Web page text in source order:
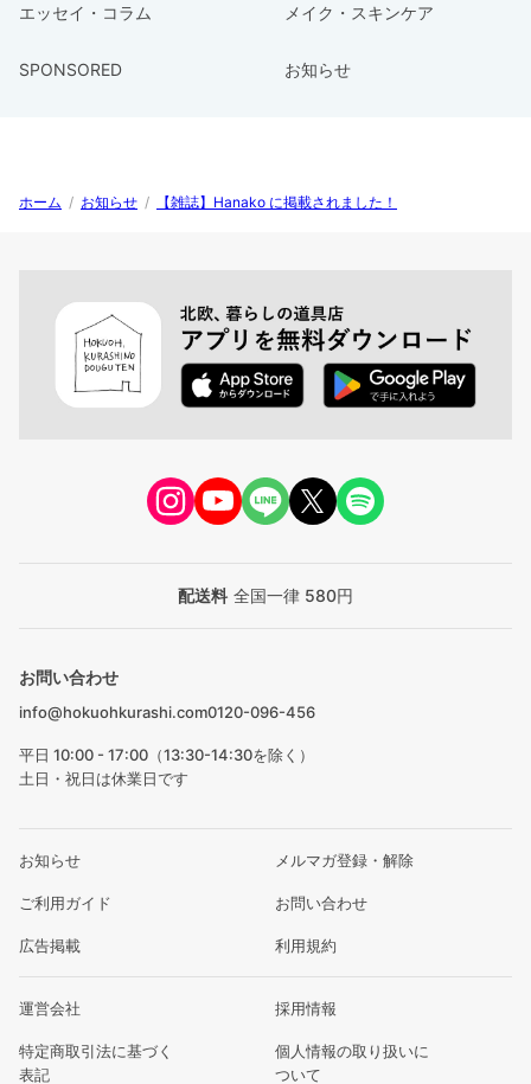
エッセイ・コラム メイク・スキンケア
SPONSORED お知らせ
ホーム / お知らせ / 【雑誌】Hanako に掲載されました！
配送料 全国一律 580円
お問い合わせ
info@hokuohkurashi.com0120-096-456
平日 10:00 - 17:00（13:30-14:30を除く）
土日・祝日は休業日です
お知らせ メルマガ登録・解除
ご利用ガイド お問い合わせ
広告掲載 利用規約
運営会社 採用情報
特定商取引法に基づく
表記
個人情報の取り扱いに
ついて